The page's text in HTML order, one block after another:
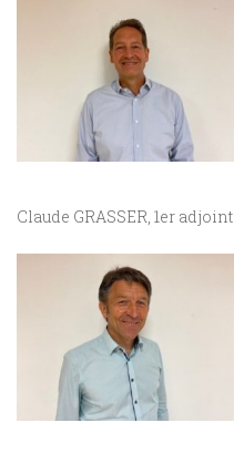
Claude GRASSER, 1er adjoint